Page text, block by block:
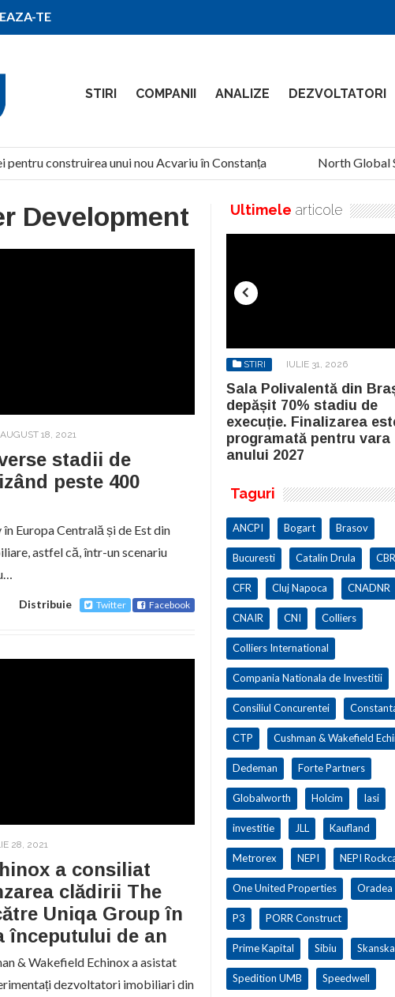
TE
STIRI COMPANII ANALIZE DEZVOLTATORI
construirea unui nou Acvariu în Constanța North Global
Development
AUGUST 18, 2021
stadii de
peste 400
Europa Centrală și de Est din
astfel că, într-un scenariu
Distribuie Twitter Facebook
28, 2021
a consiliat
clădirii The
Uniqa Group în
începutului de an
& Wakefield Echinox a asistat
dezvoltatori imobiliari din
Ultimele articole
programată pentru vara
anului 2027
STIRI IULIE 31, 2026
Sala Polivalentă din
depășit 70% stadiu de
execuție. Finalizarea
programată pentru vara
anului 2027
Taguri
ANCPI Bogart Brasov
Bucuresti Catalin Drula
CFR Cluj Napoca CNADNR
CNAIR CNI Colliers
Colliers International
Compania Nationala de Investitii
Consiliul Concurentei
CTP Cushman & Wakefield
Dedeman Forte Partners
Globalworth Holcim Iasi
investitie JLL Kaufland
Metrorex NEPI NEPI
One United Properties Oradea
P3 PORR Construct
Prime Kapital Sibiu Skanska
Spedition UMB Speedwell